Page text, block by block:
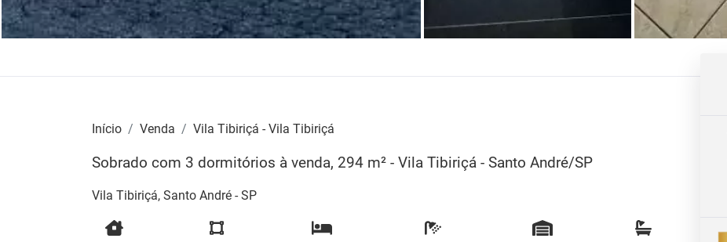
Início Venda Vila Tibiriçá - Vila Tibiriçá
Sobrado com 3 dormitórios à venda, 294 m² - Vila Tibiriçá - Santo André/SP
Vila Tibiriçá, Santo André - SP